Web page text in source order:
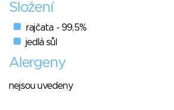
Složení
rajčata - 99,5%
jedlá sůl
Alergeny
nejsou uvedeny